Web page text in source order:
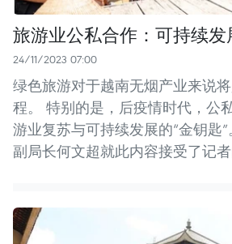
旅游业公私合作：可持续
24/11/2023 07:00
绿色旅游对于越南无烟产业来说
程。 特别的是，后疫情时代，公
游业复苏与可持续发展的“金钥匙
副局长何文超就此内容接受了记者